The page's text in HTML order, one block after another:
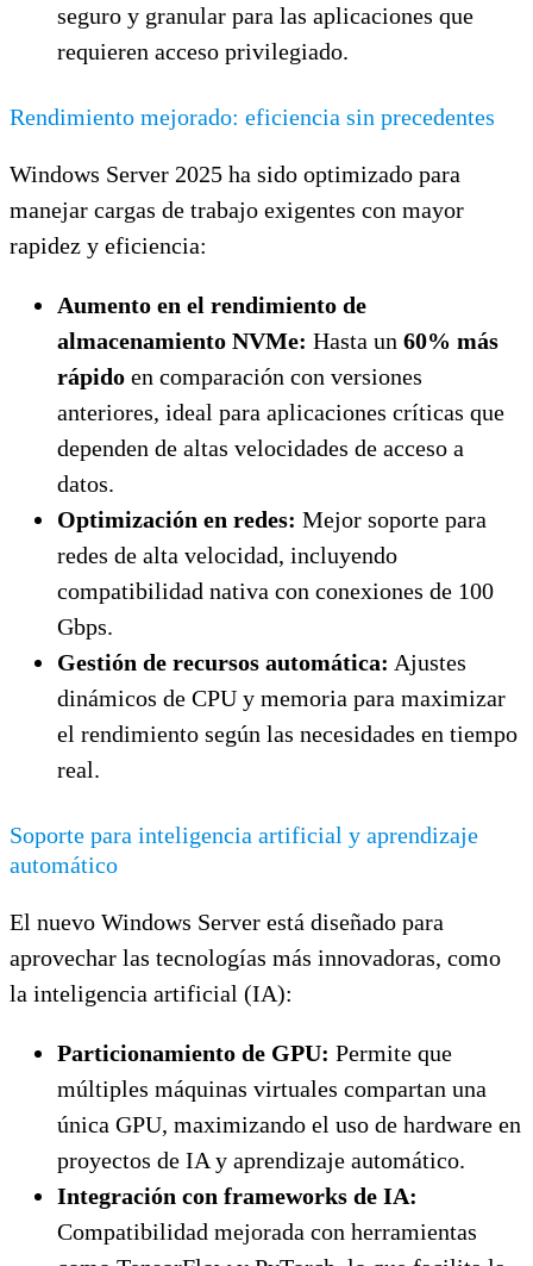
seguro y granular para las aplicaciones que
requieren acceso privilegiado.
Rendimiento mejorado: eficiencia sin precedentes
Windows Server 2025 ha sido optimizado para
manejar cargas de trabajo exigentes con mayor
rapidez y eficiencia:
Aumento en el rendimiento de
almacenamiento NVMe: Hasta un 60% más
rápido en comparación con versiones
anteriores, ideal para aplicaciones críticas que
dependen de altas velocidades de acceso a
datos.
Optimización en redes: Mejor soporte para
redes de alta velocidad, incluyendo
compatibilidad nativa con conexiones de 100
Gbps.
Gestión de recursos automática: Ajustes
dinámicos de CPU y memoria para maximizar
el rendimiento según las necesidades en tiempo
real.
Soporte para inteligencia artificial y aprendizaje
automático
El nuevo Windows Server está diseñado para
aprovechar las tecnologías más innovadoras, como
la inteligencia artificial (IA):
Particionamiento de GPU: Permite que
múltiples máquinas virtuales compartan una
única GPU, maximizando el uso de hardware en
proyectos de IA y aprendizaje automático.
Integración con frameworks de IA:
Compatibilidad mejorada con herramientas